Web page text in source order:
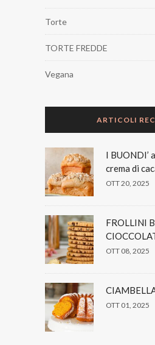
Torte
TORTE FREDDE
Vegana
ARTICOLI
I BUONDI’
crema di
OTT 20, 2025
FROLLINI
OTT 08, 2025
OTT 01, 2025